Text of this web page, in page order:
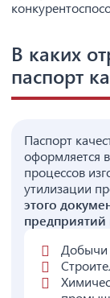
В каких
паспорт
Паспорт
оформляется
процессов
утилизации
этого
предприятий
Добычи